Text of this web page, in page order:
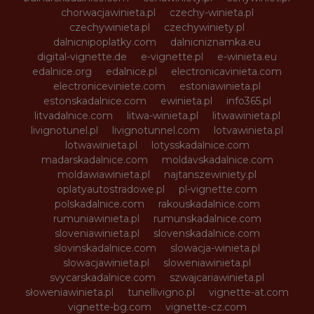
chorwacjawinieta.pl
czechy-winieta.pl
czechywinieta.pl
czechywiniety.pl
dalnicnipoplatky.com
dalnicniznamka.eu
digital-vignette.de
e-vignette.pl
e-winieta.eu
edalnice.org
edalnice.pl
electronicavinieta.com
electroniceviniete.com
estoniawinieta.pl
estonskadalnice.com
ewinieta.pl
info365.pl
litvadalnice.com
litwa-winieta.pl
litwawinieta.pl
livignotunel.pl
livignotunnel.com
lotvawinieta.pl
lotwawinieta.pl
lotysskadalnice.com
madarskadalnice.com
moldavskadalnice.com
moldawiawinieta.pl
najtanszewiniety.pl
oplatyautostradowe.pl
pl-vignette.com
polskadalnice.com
rakouskadalnice.com
rumuniawinieta.pl
rumunskadalnice.com
sloveniawinieta.pl
slovenskadalnice.com
slovinskadalnice.com
slowacja-winieta.pl
slowacjawinieta.pl
sloweniawinieta.pl
svycarskadalnice.com
szwajcariawinieta.pl
słoweniawinieta.pl
tunellivigno.pl
vignette-at.com
vignette-bg.com
vignette-cz.com